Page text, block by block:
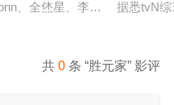
、全烋星、李伊庚确定成为
据悉tvN
共0 条 “胜元家” 影评